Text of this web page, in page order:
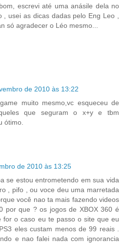
escrevi até uma anásile dela no
, usei as dicas dadas pelo Eng Leo ,
só agradecer o Léo mesmo...
de 2010 às 13:22
muito mesmo,vc esqueceu de
que seguram o x+y e tbm
ótimo.
de 2010 às 13:25
se estou entrometendo em sua vida
, pifo , ou voce deu uma marretada
você nao ta mais fazendo videos
por que ? os jogos de XBOX 360 é
for o caso eu te passo o site que eu
eles custam menos de 99 reais .
e nao falei nada com ignorancia